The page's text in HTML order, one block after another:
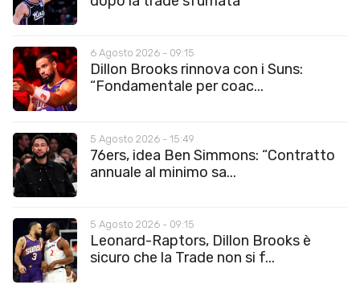
6 Agosto 2026 - 09:15
Dillon Brooks rinnova con i Suns:
“Fondamentale per coac...
5 Agosto 2026 - 15:49
76ers, idea Ben Simmons: “Contratto
annuale al minimo sa...
5 Agosto 2026 - 09:15
Leonard-Raptors, Dillon Brooks è
sicuro che la Trade non si f...